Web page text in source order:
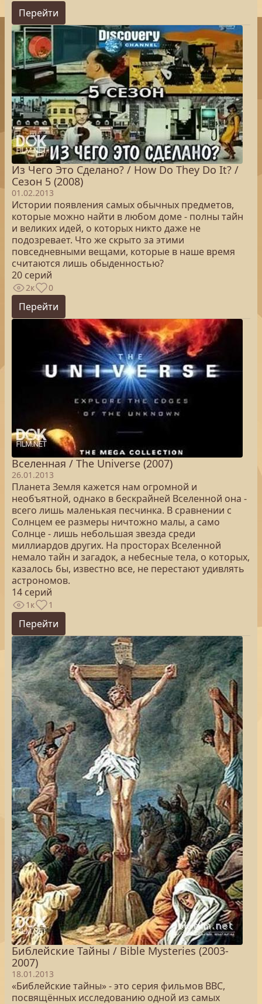
Перейти
Из Чего Это Сделано? / How Do They Do It? /
Сезон 5 (2008)
01.02.2013
Истории появления самых обычных предметов,
которые можно найти в любом доме - полны тайн
и великих идей, о которых никто даже не
подозревает. Что же скрыто за этими
повседневными вещами, которые в наше время
считаются лишь обыденностью?
20 серий
2к 0
Перейти
Вселенная / The Universe (2007)
26.01.2013
Планета Земля кажется нам огромной и
необъятной, однако в бескрайней Вселенной она -
всего лишь маленькая песчинка. В сравнении с
Солнцем ее размеры ничтожно малы, а само
Солнце - лишь небольшая звезда среди
миллиардов других. На просторах Вселенной
немало тайн и загадок, а небесные тела, о которых,
казалось бы, известно все, не перестают удивлять
астрономов.
14 серий
1к 1
Перейти
Библейские Тайны / Bible Mysteries (2003-
2007)
18.01.2013
«Библейские тайны» - это серия фильмов BBC,
посвящённых исследованию одной из самых